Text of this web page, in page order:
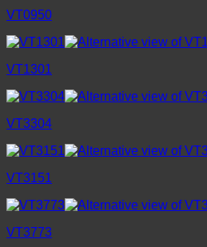
VT0950
VT1301
VT3304
VT3151
VT3773